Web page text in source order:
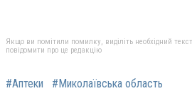
Якщо ви помітили помилку, виділіть необхідний
повідомити про це редакцію
#Аптеки #Миколаївська область